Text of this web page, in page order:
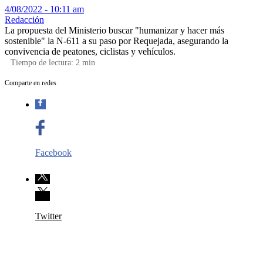
4/08/2022 - 10:11 am
Redacción
La propuesta del Ministerio buscar "humanizar y hacer más
sostenible" la N-611 a su paso por Requejada, asegurando la
convivencia de peatones, ciclistas y vehículos.
Tiempo de lectura: 2 min
Comparte en redes
Facebook
Twitter